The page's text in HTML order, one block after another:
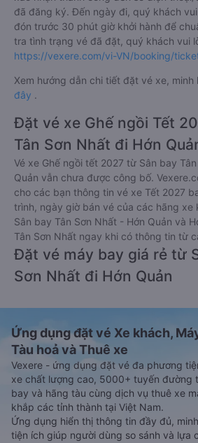
đã đăng ký. Đến ngày đi, quý khách
đón trước 30 phút giờ khởi hành để
tra tình trạng vé đã đặt, quý khách vui
https://vexere.com/vi-VN/booking/
Xem hướng dẫn chi tiết đặt vé xe, minh
đây .
Đặt vé xe Ghế ngồi Tết
Tân Sơn Nhất đi Hớn
Vé xe Ghế ngồi tết 2027 từ Sân bay
Quản vẫn chưa được công bố.
cho các bạn thông tin vé xe Tết 2027
trình, ngày giờ bán vé của các hãng xe
Sân bay Tân Sơn Nhất - Hớn Quản và
Tân Sơn Nhất ngay khi có thông tin từ
Đặt vé máy bay giá rẻ từ
Sơn Nhất đi Hớn Quản
Ứng dụng đặt vé Xe khách,
Tàu hoả và Thuê xe
Vexere - ứng dụng đặt vé đa phương
xe chất lượng cao, 5000+ tuyến đường
bay và hãng tàu cùng dịch vụ thuê xe
khắp các tỉnh thành tại Việt Nam.
Ứng dụng hiển thị thông tin đầy đủ,
tiện ích giúp người dùng so sánh và lựa